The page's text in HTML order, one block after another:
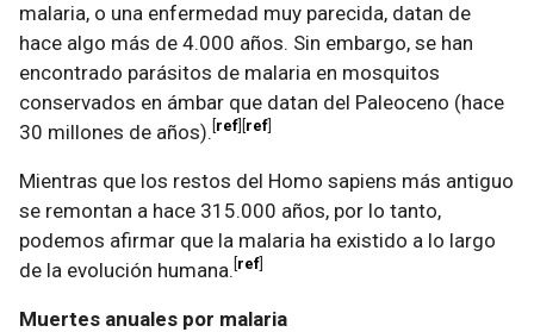
malaria, o una enfermedad muy parecida, datan de
hace algo más de 4.000 años. Sin embargo, se han
encontrado parásitos de malaria en mosquitos
conservados en ámbar que datan del Paleoceno (hace
30 millones de años). ref ref
Mientras que los restos del Homo sapiens más antiguo
se remontan a hace 315.000 años, por lo tanto,
podemos afirmar que la malaria ha existido a lo largo
de la evolución humana. ref
Muertes anuales por malaria